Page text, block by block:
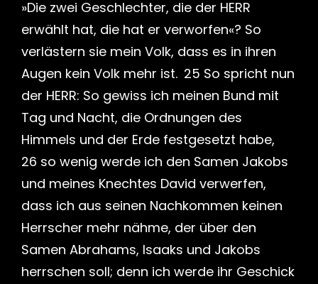
»Die zwei Geschlechter, die der HERR
erwählt hat, die hat er verworfen«? So
verlästern sie mein Volk, dass es in ihren
Augen kein Volk mehr ist. 25 So spricht nun
der HERR: So gewiss ich meinen Bund mit
Tag und Nacht, die Ordnungen des
Himmels und der Erde festgesetzt habe,
26 so wenig werde ich den Samen Jakobs
und meines Knechtes David verwerfen,
dass ich aus seinen Nachkommen keinen
Herrscher mehr nähme, der über den
Samen Abrahams, Isaaks und Jakobs
herrschen soll; denn ich werde ihr Geschick